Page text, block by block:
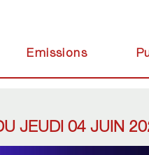
Emissions
JEUDI 04 JUIN